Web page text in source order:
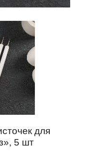
для
5 шт